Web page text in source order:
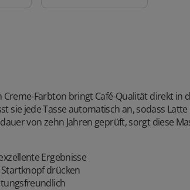
Farbton bringt Café-Qualität direkt in
sie jede Tasse automatisch an, sodass
von zehn Jahren geprüft, sorgt diese
Ergebnisse
drücken